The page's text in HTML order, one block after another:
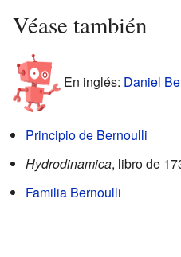
Véase también
En inglés: Daniel
Principio de Bernoulli
Hydrodinamica, libro de
Familia Bernoulli